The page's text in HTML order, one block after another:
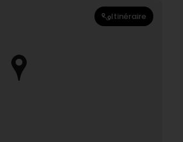
Itinéraire